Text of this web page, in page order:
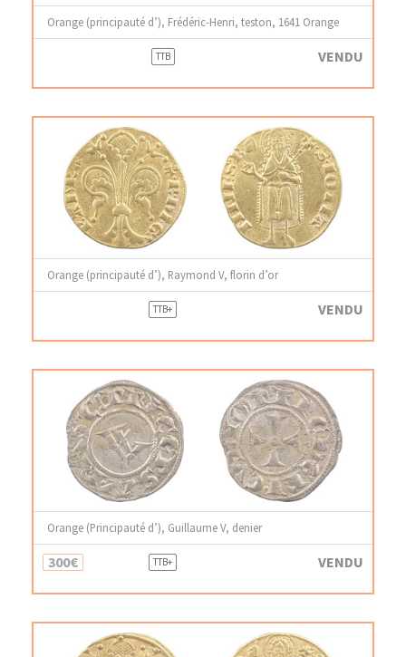
Orange (principauté d’), Frédéric-Henri, teston, 1641 Orange
TTB VENDU
Orange (principauté d’), Raymond V, florin d’or
TTB+ VENDU
Orange (Principauté d’), Guillaume V, denier
300€ TTB+ VENDU